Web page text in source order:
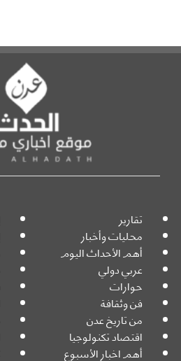
تقارير
محليات وأخبار
أهم الأحداث اليوم
عربي دولي
حوارات
فن وثقافة
من تاريخ عدن
اقتصاد تكنولوجيا
أهم اخبار الأسبوع